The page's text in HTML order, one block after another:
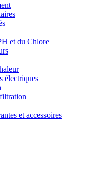
et du Chlore
électriques
et accessoires